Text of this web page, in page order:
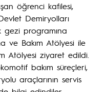
öğrenci kafilesi,
Demiryolları
gezi programına
ve Bakım Atölyesi ile
Atölyesi ziyaret edildi.
bakım süreçleri,
araçlarının servis